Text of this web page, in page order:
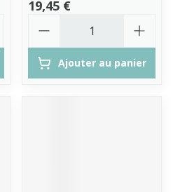
19,45 €
Ajouter au panier